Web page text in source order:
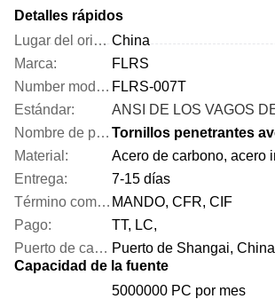
Detalles rápidos
Lugar del origen: China
Marca:
FLRS
Number modelo: FLRS-007T
Estándar:
Nombre de producto:
Material:
Entrega:
7-15 días
Término comercial: MANDO, CFR, CIF
Pago:
TT, LC,
Puerto de cargamento: Puerto de Shangai, China
Capacidad de la fuente
5000000 PC por mes